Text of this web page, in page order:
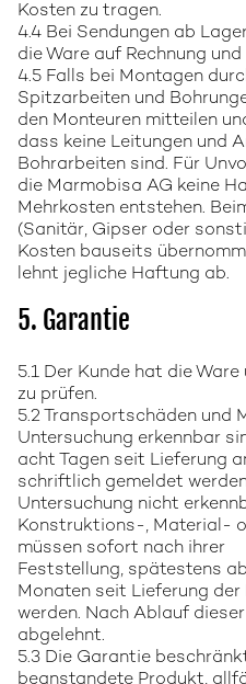
Kosten zu tragen.
4.4 Bei Sendungen ab
die Ware auf Rechnung
4.5 Falls bei Montagen
Spitzarbeiten und
den Monteuren mitteilen
dass keine Leitungen und
Bohrarbeiten sind. Für
die Marmobisa AG keine
Mehrkosten entstehen.
(Sanitär, Gipser oder
Kosten bauseits
lehnt jegliche Haftung ab.
5. Garantie
5.1 Der Kunde hat die
zu prüfen.
5.2 Transportschäden und
Untersuchung erkennbar
acht Tagen seit Lieferung
schriftlich gemeldet
Untersuchung nicht
Konstruktions-, Material-
müssen sofort nach ihrer
Feststellung, spätestens
Monaten seit Lieferung
werden. Nach Ablauf
abgelehnt.
5.3 Die Garantie
beanstandete Produkt,